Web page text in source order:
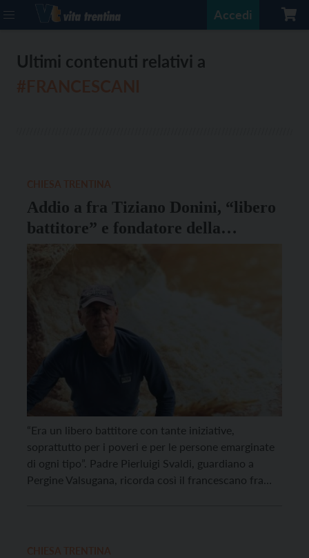
Accedi
Ultimi contenuti relativi a
Addio a fra Tiziano Donini, “libero
battitore” e fondatore della
comunità di accoglienza di Cles
“Era un libero battitore con tante iniziative,
soprattutto per i poveri e per le persone emarginate
di ogni tipo”. Padre Pierluigi Svaldi, guardiano a
Pergine Valsugana, ricorda così il francescano fra